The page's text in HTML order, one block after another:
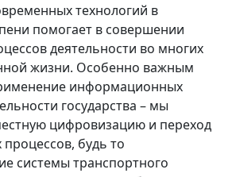
технологий в
помогает в совершении
деятельности во многих
жизни. Особенно важным
информационных
государства – мы
цифровизацию и переход
будь то
системы транспортного